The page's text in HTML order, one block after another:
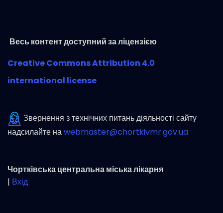
Весь контент доступний за ліцензією
Creative Commons Attribution 4.0
international license
Звернення з технічних питань діяльності сайту
надсилайте наwebmaster@chortkivmr.gov.ua
Чортківська центральна міська лікарня
| Вхід